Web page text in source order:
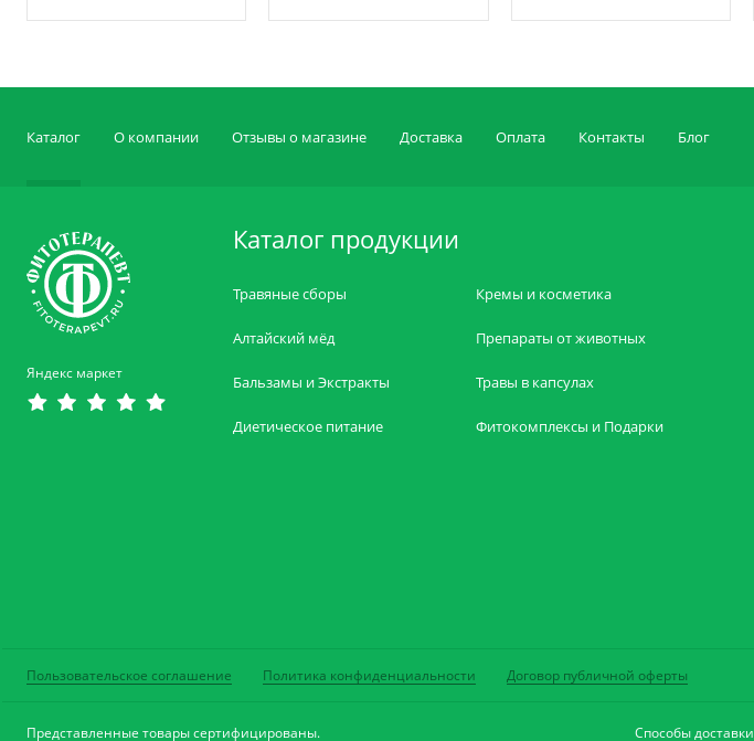
Каталог О компании Отзывы о магазине Доставка Оплата Контакты Блог
Яндекс маркет
Каталог продукции
Травяные сборы
Алтайский мёд
Бальзамы и Экстракты
Диетическое питание
Кремы и косметика
Препараты от животных
Травы в капсулах
Фитокомплексы и Подарки
Пользовательское соглашение Политика конфиденциальности Договор публичной оферты
Представленные товары сертифицированы.
Способы доставки